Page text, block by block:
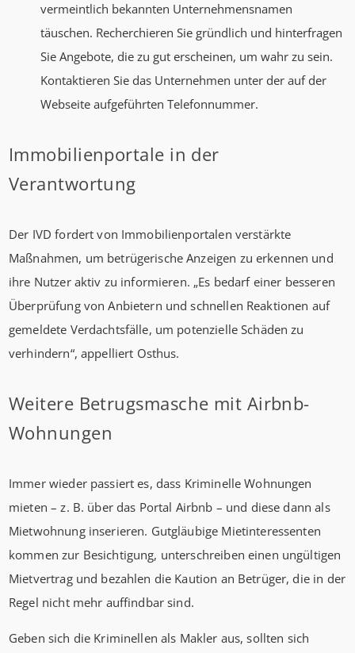
vermeintlich bekannten Unternehmensnamen
täuschen. Recherchieren Sie gründlich und hinterfragen
Sie Angebote, die zu gut erscheinen, um wahr zu sein.
Kontaktieren Sie das Unternehmen unter der auf der
Webseite aufgeführten Telefonnummer.
Immobilienportale in der
Verantwortung
Der IVD fordert von Immobilienportalen verstärkte
Maßnahmen, um betrügerische Anzeigen zu erkennen und
ihre Nutzer aktiv zu informieren. „Es bedarf einer besseren
Überprüfung von Anbietern und schnellen Reaktionen auf
gemeldete Verdachtsfälle, um potenzielle Schäden zu
verhindern“, appelliert Osthus.
Weitere Betrugsmasche mit Airbnb-
Wohnungen
Immer wieder passiert es, dass Kriminelle Wohnungen
mieten – z. B. über das Portal Airbnb – und diese dann als
Mietwohnung inserieren. Gutgläubige Mietinteressenten
kommen zur Besichtigung, unterschreiben einen ungültigen
Mietvertrag und bezahlen die Kaution an Betrüger, die in der
Regel nicht mehr auffindbar sind.
Geben sich die Kriminellen als Makler aus, sollten sich